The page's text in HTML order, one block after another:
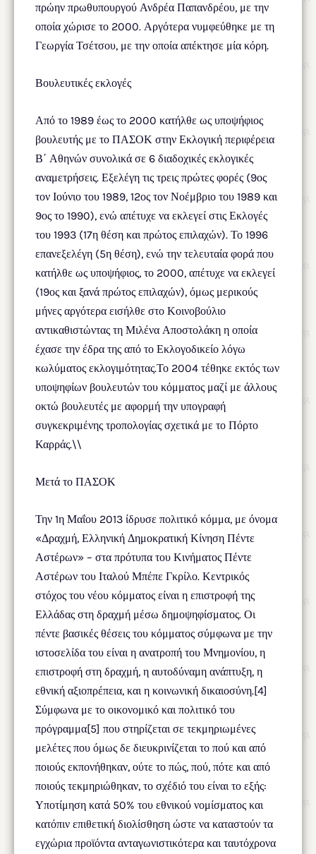
πρώην πρωθυπουργού Ανδρέα Παπανδρέου, με την
οποία χώρισε το 2000. Αργότερα νυμφεύθηκε με τη
Γεωργία Τσέτσου, με την οποία απέκτησε μία κόρη.
Βουλευτικές εκλογές
Από το 1989 έως το 2000 κατήλθε ως υποψήφιος
βουλευτής με το ΠΑΣΟΚ στην Εκλογική περιφέρεια
Β΄ Αθηνών συνολικά σε 6 διαδοχικές εκλογικές
αναμετρήσεις. Εξελέγη τις τρεις πρώτες φορές (9ος
τον Ιούνιο του 1989, 12ος τον Νοέμβριο του 1989 και
9ος το 1990), ενώ απέτυχε να εκλεγεί στις Εκλογές
του 1993 (17η θέση και πρώτος επιλαχών). Το 1996
επανεξελέγη (5η θέση), ενώ την τελευταία φορά που
κατήλθε ως υποψήφιος, το 2000, απέτυχε να εκλεγεί
(19ος και ξανά πρώτος επιλαχών), όμως μερικούς
μήνες αργότερα εισήλθε στο Κοινοβούλιο
αντικαθιστώντας τη Μιλένα Αποστολάκη η οποία
έχασε την έδρα της από το Εκλογοδικείο λόγω
κωλύματος εκλογιμότητας.Το 2004 τέθηκε εκτός των
υποψηφίων βουλευτών του κόμματος μαζί με άλλους
οκτώ βουλευτές με αφορμή την υπογραφή
συγκεκριμένης τροπολογίας σχετικά με το Πόρτο
Καρράς.\\
Μετά το ΠΑΣΟΚ
Την 1η Μαΐου 2013 ίδρυσε πολιτικό κόμμα, με όνομα
«Δραχμή, Ελληνική Δημοκρατική Κίνηση Πέντε
Αστέρων» – στα πρότυπα του Κινήματος Πέντε
Αστέρων του Ιταλού Μπέπε Γκρίλο. Κεντρικός
στόχος του νέου κόμματος είναι η επιστροφή της
Ελλάδας στη δραχμή μέσω δημοψηφίσματος. Οι
πέντε βασικές θέσεις του κόμματος σύμφωνα με την
ιστοσελίδα του είναι η ανατροπή του Μνημονίου, η
επιστροφή στη δραχμή, η αυτοδύναμη ανάπτυξη, η
εθνική αξιοπρέπεια, και η κοινωνική δικαιοσύνη.[4]
Σύμφωνα με το οικονομικό και πολιτικό του
πρόγραμμα[5] που στηρίζεται σε τεκμηριωμένες
μελέτες που όμως δε διευκρινίζεται το πού και από
ποιούς εκπονήθηκαν, ούτε το πώς, πού, πότε και από
ποιούς τεκμηριώθηκαν, το σχέδιό του είναι το εξής:
Υποτίμηση κατά 50% του εθνικού νομίσματος και
κατόπιν επιθετική διολίσθηση ώστε να καταστούν τα
εγχώρια προϊόντα ανταγωνιστικότερα και ταυτόχρονα